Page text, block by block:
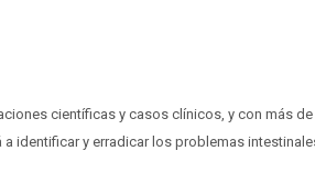
científicas y casos clínicos, y con más
identificar y erradicar los problemas